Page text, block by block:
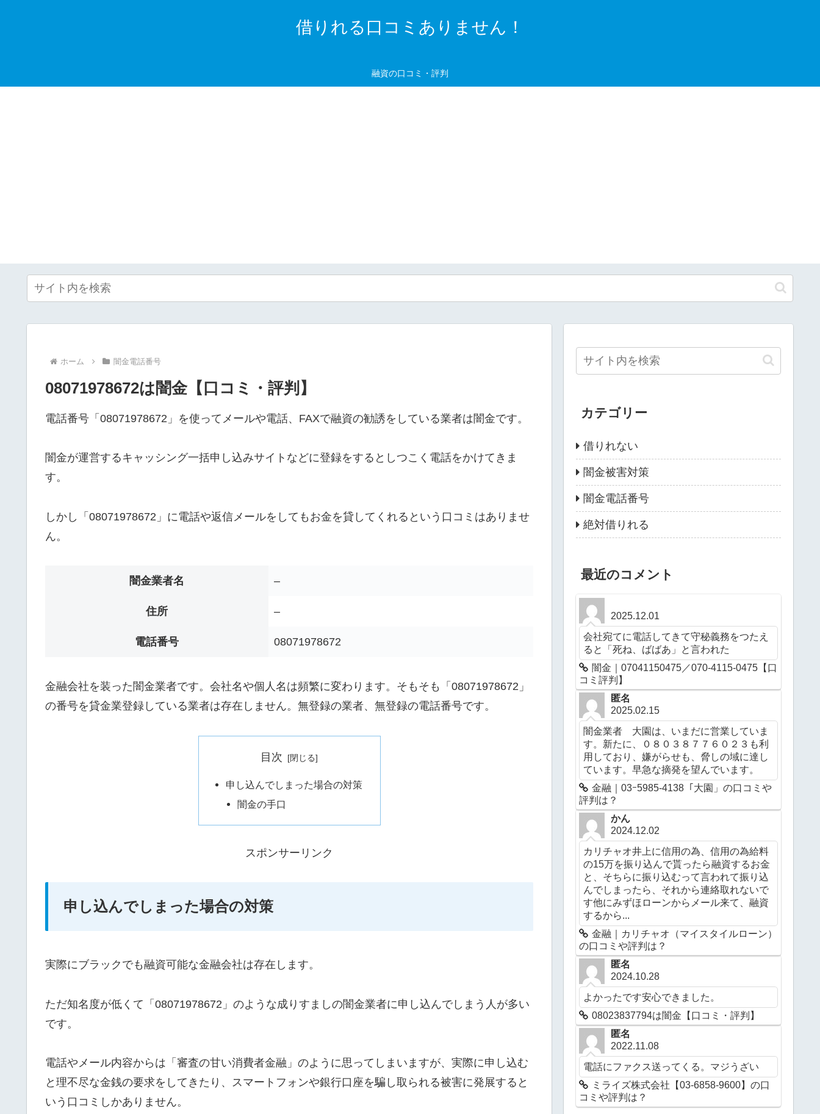
借りれる口コミありません！
融資の口コミ・評判
ホーム 闇金電話番号
08071978672は闇金【口コミ・評判】
電話番号「08071978672」を使ってメールや電話、FAXで融資の勧誘をしている業者は闇金です。
闇金が運営するキャッシング一括申し込みサイトなどに登録をするとしつこく電話をかけてきま
す。
しかし「08071978672」に電話や返信メールをしてもお金を貸してくれるという口コミはありませ
ん。
闇金業者名 –
住所 –
電話番号 08071978672
金融会社を装った闇金業者です。会社名や個人名は頻繁に変わります。そもそも「08071978672」
の番号を貸金業登録している業者は存在しません。無登録の業者、無登録の電話番号です。
目次
申し込んでしまった場合の対策
闇金の手口
スポンサーリンク
申し込んでしまった場合の対策
実際にブラックでも融資可能な金融会社は存在します。
ただ知名度が低くて「08071978672」のような成りすましの闇金業者に申し込んでしまう人が多い
です。
電話やメール内容からは「審査の甘い消費者金融」のように思ってしまいますが、実際に申し込む
と理不尽な金銭の要求をしてきたり、スマートフォンや銀行口座を騙し取られる被害に発展すると
いう口コミしかありません。
カテゴリー
借りれない
闇金被害対策
闇金電話番号
絶対借りれる
最近のコメント
2025.12.01
会社宛てに電話してきて守秘義務をつたえ
ると「死ね、ばばあ」と言われた
闇金｜07041150475／070-4115-0475【口
コミ評判】
匿名
2025.02.15
闇金業者 大園は、いまだに営業していま
す。新たに、０８０３８７７６０２３も利
用しており、嫌がらせも、脅しの域に達し
ています。早急な摘発を望んでいます。
金融｜03ｰ5985-4138「大園」の口コミや
評判は？
かん
2024.12.02
カリチャオ井上に信用の為、信用の為給料
の15万を振り込んで貰ったら融資するお金
と、そちらに振り込むって言われて振り込
んでしまったら、それから連絡取れないで
す他にみずほローンからメール来て、融資
するから...
金融｜カリチャオ（マイスタイルローン）
の口コミや評判は？
匿名
2024.10.28
よかったです安心できました。
08023837794は闇金【口コミ・評判】
匿名
2022.11.08
電話にファクス送ってくる。マジうざい
ミライズ株式会社【03-6858-9600】の口
コミや評判は？